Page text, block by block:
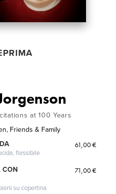
at 100 Years
Friends & Family
flessibile
61,00 €
CON
su copertina
71,00 €